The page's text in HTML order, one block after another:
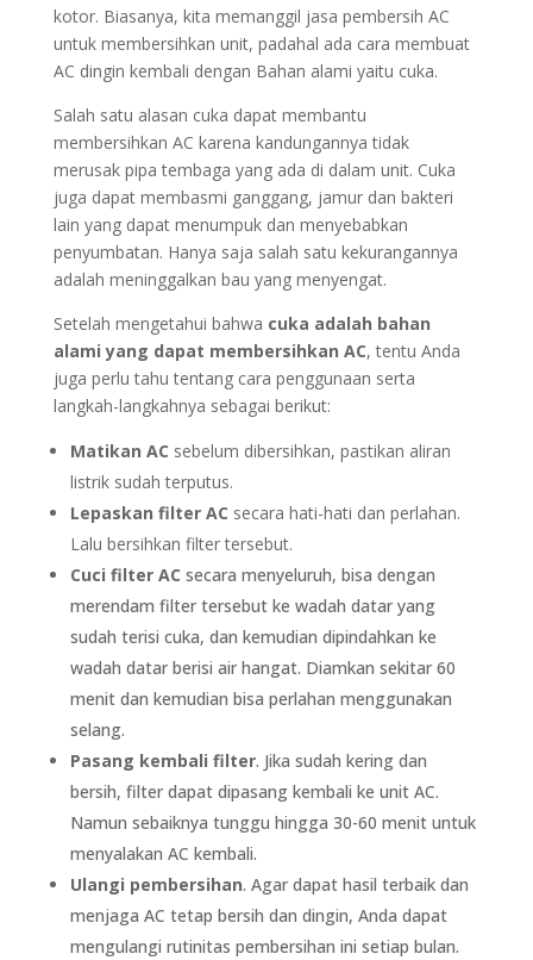
kotor. Biasanya, kita memanggil jasa pembersih AC
untuk membersihkan unit, padahal ada cara membuat
AC dingin kembali dengan Bahan alami yaitu cuka.
Salah satu alasan cuka dapat membantu
membersihkan AC karena kandungannya tidak
merusak pipa tembaga yang ada di dalam unit. Cuka
juga dapat membasmi ganggang, jamur dan bakteri
lain yang dapat menumpuk dan menyebabkan
penyumbatan. Hanya saja salah satu kekurangannya
adalah meninggalkan bau yang menyengat.
Setelah mengetahui bahwa cuka adalah bahan
alami yang dapat membersihkan AC, tentu Anda
juga perlu tahu tentang cara penggunaan serta
langkah-langkahnya sebagai berikut:
Matikan AC sebelum dibersihkan, pastikan aliran
listrik sudah terputus.
Lepaskan filter AC secara hati-hati dan perlahan.
Lalu bersihkan filter tersebut.
Cuci filter AC secara menyeluruh, bisa dengan
merendam filter tersebut ke wadah datar yang
sudah terisi cuka, dan kemudian dipindahkan ke
wadah datar berisi air hangat. Diamkan sekitar 60
menit dan kemudian bisa perlahan menggunakan
selang.
Pasang kembali filter. Jika sudah kering dan
bersih, filter dapat dipasang kembali ke unit AC.
Namun sebaiknya tunggu hingga 30-60 menit untuk
menyalakan AC kembali.
Ulangi pembersihan. Agar dapat hasil terbaik dan
menjaga AC tetap bersih dan dingin, Anda dapat
mengulangi rutinitas pembersihan ini setiap bulan.